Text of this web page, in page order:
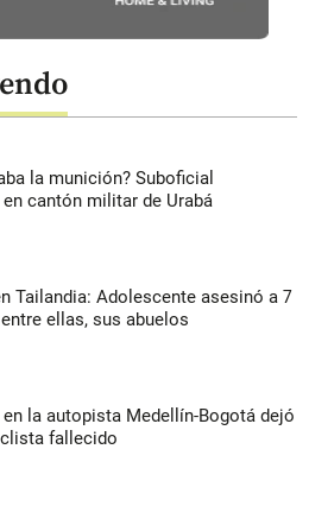
la munición? Suboficial
cantón militar de Urabá
Tailandia: Adolescente asesinó a 7
ellas, sus abuelos
la autopista Medellín-Bogotá dejó
fallecido